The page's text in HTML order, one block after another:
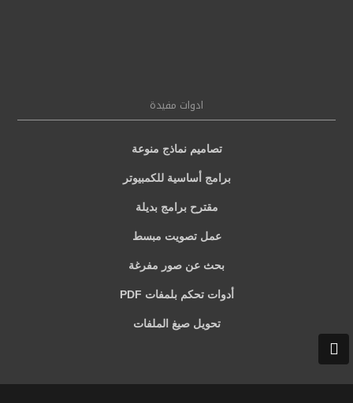
ادوات مفيدة
تصاميم نماذج منوعة
برامج أساسية للكمبيوتر
مقترح برامج بديلة
عمل تصويت مبسط
بحث عن صور مفرغة
أدوات تحكم بلمفات PDF
تحويل صيغ الملفات